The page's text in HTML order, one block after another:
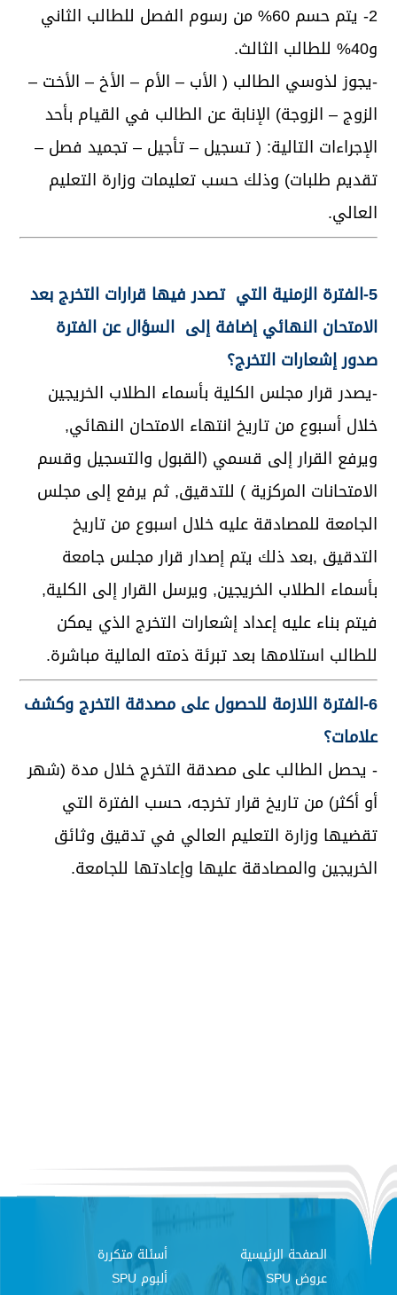
2- يتم حسم 60% من رسوم الفصل للطالب الثاني
و40% للطالب الثالث.
-يجوز لذوسي الطالب ( الأب – الأم – الأخ – الأخت –
الزوج – الزوجة) الإنابة عن الطالب في القيام بأحد
الإجراءات التالية: ( تسجيل – تأجيل – تجميد فصل –
تقديم طلبات) وذلك حسب تعليمات وزارة التعليم
العالي.
5-الفترة الزمنية التي تصدر فيها قرارات التخرج بعد
الامتحان النهائي إضافة إلى السؤال عن الفترة
صدور إشعارات التخرج؟
-يصدر قرار مجلس الكلية بأسماء الطلاب الخريجين
خلال أسبوع من تاريخ انتهاء الامتحان النهائي,
ويرفع القرار إلى قسمي (القبول والتسجيل وقسم
الامتحانات المركزية ) للتدقيق, ثم يرفع إلى مجلس
الجامعة للمصادقة عليه خلال اسبوع من تاريخ
التدقيق ,بعد ذلك يتم إصدار قرار مجلس جامعة
بأسماء الطلاب الخريجين, ويرسل القرار إلى الكلية,
فيتم بناء عليه إعداد إشعارات التخرج الذي يمكن
للطالب استلامها بعد تبرئة ذمته المالية مباشرة.
6-الفترة اللازمة للحصول على مصدقة التخرج وكشف
علامات؟
- يحصل الطالب على مصدقة التخرج خلال مدة (شهر
أو أكثر) من تاريخ قرار تخرجه، حسب الفترة التي
تقضيها وزارة التعليم العالي في تدقيق وثائق
الخريجين والمصادقة عليها وإعادتها للجامعة.
الصفحة الرئيسية
أسئلة متكررة
عروض SPU
ألبوم SPU